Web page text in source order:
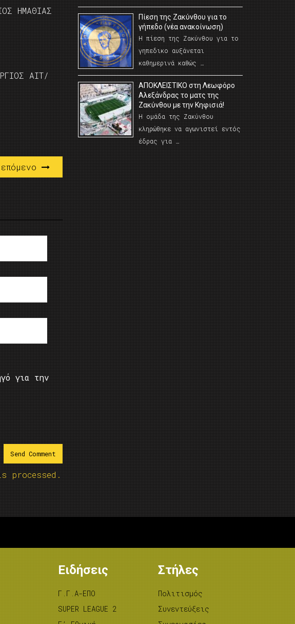
ΗΜΑΘΙΑΣ
ΑΙΤ/
επόμενο
για την
processed.
Πίεση της Ζακύνθου για το
γήπεδο (νέα ανακοίνωση)
Η πίεση της Ζακύνθου για το
γηπεδικο αυξάνεται
καθημερινά καθώς …
AΠΟΚΛΕΙΣΤΙΚΟ στη Λεωφόρο
Αλεξάνδρας το ματς της
Ζακύνθου με την Κηφισιά!
Η ομάδα της Ζακύνθου
κληρώθηκε να αγωνιστεί εντός
έδρας για …
Ειδήσεις
Γ.Γ.Α-ΕΠΟ
SUPER LEAGUE 2
Στήλες
Πολιτισμός
Συνεντεύξεις